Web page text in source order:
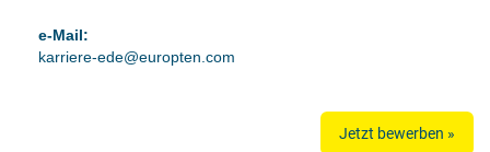
e-Mail:
karriere-ede@europten.com
Jetzt bewerben »